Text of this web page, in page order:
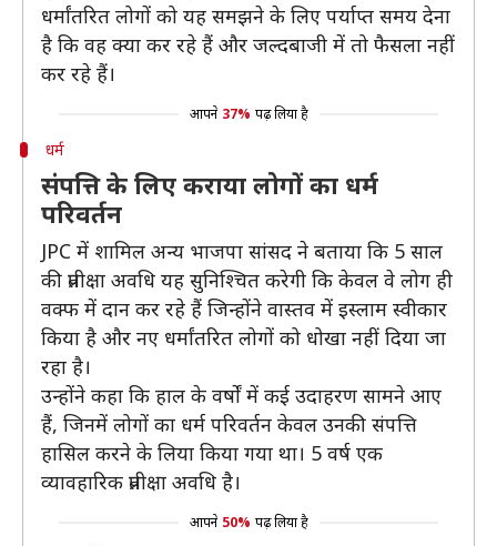
धर्मांतरित लोगों को यह समझने के लिए पर्याप्त समय देना
है कि वह क्या कर रहे हैं और जल्दबाजी में तो फैसला नहीं
कर रहे हैं।
आपने 37% पढ़ लिया है
धर्म
संपत्ति के लिए कराया लोगों का धर्म
परिवर्तन
JPC में शामिल अन्य भाजपा सांसद ने बताया कि 5 साल
की प्रतीक्षा अवधि यह सुनिश्चित करेगी कि केवल वे लोग ही
वक्फ में दान कर रहे हैं जिन्होंने वास्तव में इस्लाम स्वीकार
किया है और नए धर्मांतरित लोगों को धोखा नहीं दिया जा
रहा है।
उन्होंने कहा कि हाल के वर्षों में कई उदाहरण सामने आए
हैं, जिनमें लोगों का धर्म परिवर्तन केवल उनकी संपत्ति
हासिल करने के लिया किया गया था। 5 वर्ष एक
व्यावहारिक प्रतीक्षा अवधि है।
आपने 50% पढ़ लिया है